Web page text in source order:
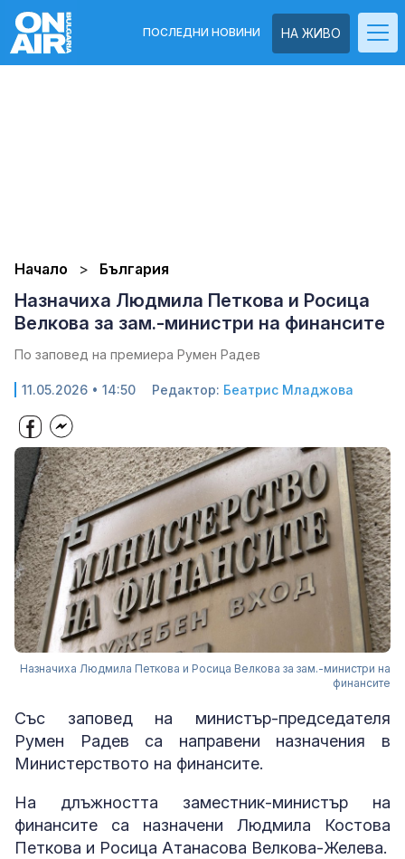
НА ЖИВО
ПОСЛЕДНИ НОВИНИ
Начало България
Назначиха Людмила Петкова и Росица
Велкова за зам.-министри на финансите
По заповед на премиера Румен Радев
11.05.2026 • 14:50 Редактор: Беатрис Младжова
Назначиха Людмила Петкова и Росица Велкова за зам.-министри на
финансите
Със заповед на министър-председателя
Румен Радев са направени назначения в
Министерството на финансите.
На длъжността заместник-министър на
финансите са назначени Людмила Костова
Петкова и Росица Атанасова Велкова-Желева.